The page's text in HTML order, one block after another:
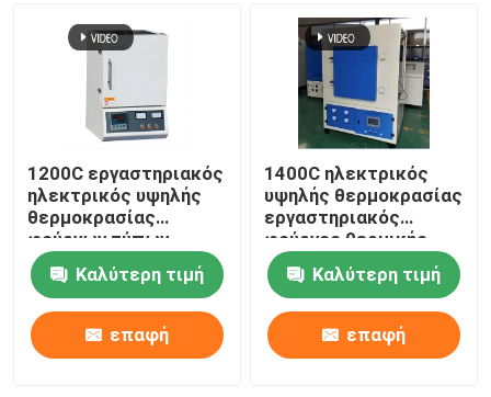
1200C εργαστηριακός
ηλεκτρικός υψηλής
θερμοκρασίας
φούρνων τύπων
παραθύρων θερμικής
επεξεργασίας με το
καλώδιο αντίστασης
Καλύτερη τιμή
επαφή
1400C ηλεκτρικός
υψηλής θερμοκρασίας
εργαστηριακός
φούρνος θερμικής
επεξεργασίας με το
καλώδιο αντίστασης
Καλύτερη τιμή
επαφή